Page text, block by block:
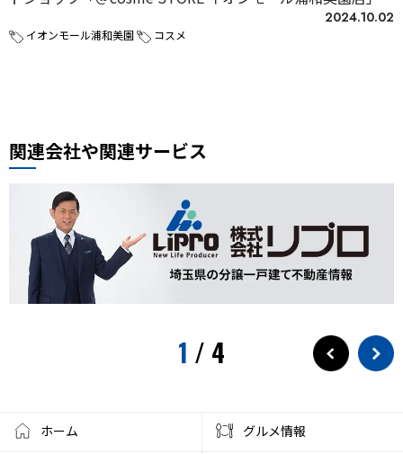
2024.10.02
イオンモール浦和美園 コスメ
関連会社や関連サービス
1 / 4
ホーム グルメ情報